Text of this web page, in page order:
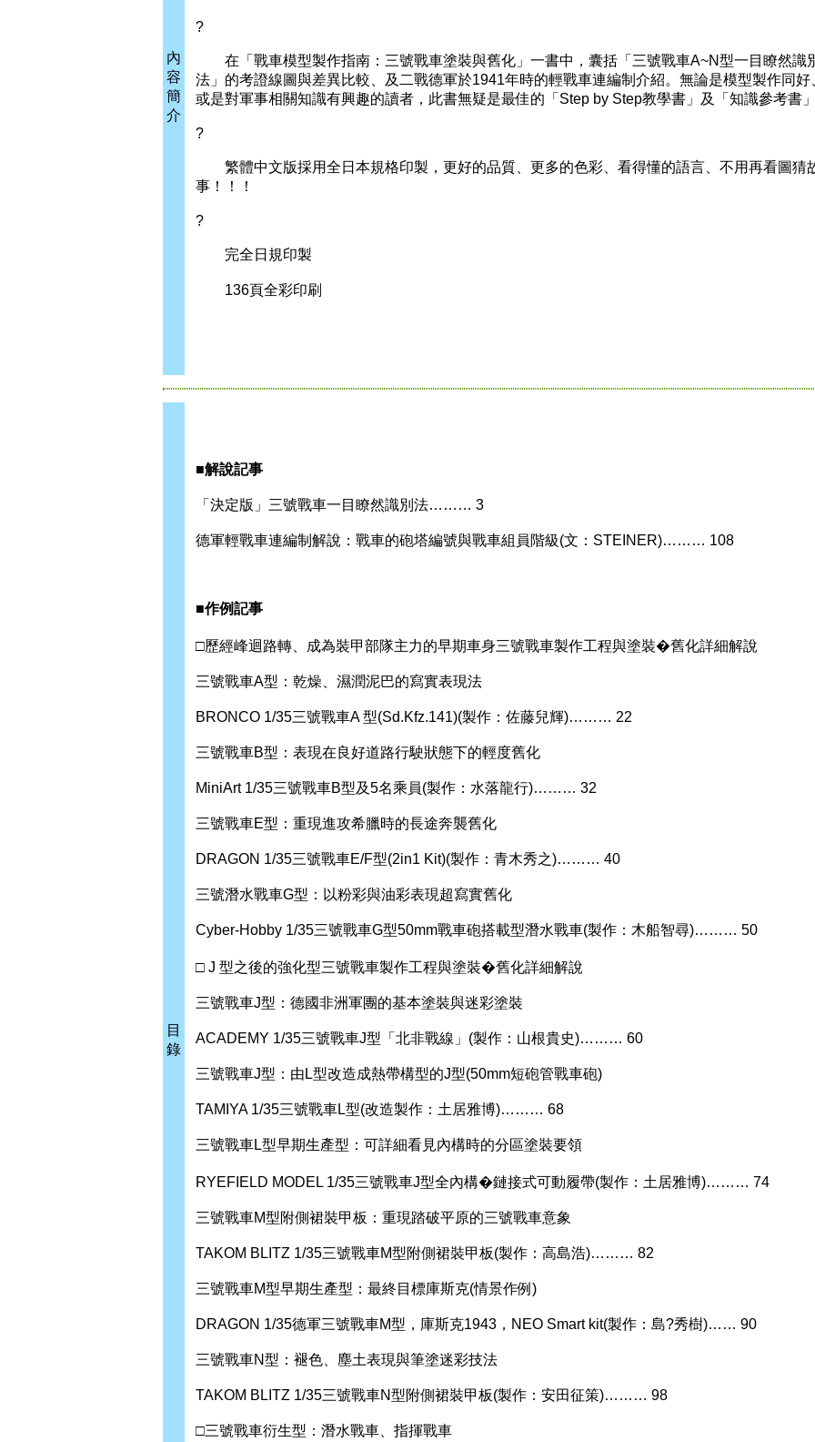
內
容
簡
介
?
在「戰車模型製作指南：三號戰車塗裝與舊化」一書中，囊括「三號戰車A~N型一目瞭然識
法」的考證線圖與差異比較、及二戰德軍於1941年時的輕戰車連編制介紹。無論是模型製作同好
或是對軍事相關知識有興趣的讀者，此書無疑是最佳的「Step by Step教學書」及「知識參考書」
?
繁體中文版採用全日本規格印製，更好的品質、更多的色彩、看得懂的語言、不用再看圖猜
事！！！
?
完全日規印製
136頁全彩印刷
目
錄
■解說記事
「決定版」三號戰車一目瞭然識別法……… 3
德軍輕戰車連編制解說：戰車的砲塔編號與戰車組員階級(文：STEINER)……… 108
■作例記事
□歷經峰迴路轉、成為裝甲部隊主力的早期車身三號戰車製作工程與塗裝�舊化詳細解說
三號戰車A型：乾燥、濕潤泥巴的寫實表現法
BRONCO 1/35三號戰車A 型(Sd.Kfz.141)(製作：佐藤兒輝)……… 22
三號戰車B型：表現在良好道路行駛狀態下的輕度舊化
MiniArt 1/35三號戰車B型及5名乘員(製作：水落龍行)……… 32
三號戰車E型：重現進攻希臘時的長途奔襲舊化
DRAGON 1/35三號戰車E/F型(2in1 Kit)(製作：青木秀之)……… 40
三號潛水戰車G型：以粉彩與油彩表現超寫實舊化
Cyber-Hobby 1/35三號戰車G型50mm戰車砲搭載型潛水戰車(製作：木船智尋)……… 50
□ J 型之後的強化型三號戰車製作工程與塗裝�舊化詳細解說
三號戰車J型：德國非洲軍團的基本塗裝與迷彩塗裝
ACADEMY 1/35三號戰車J型「北非戰線」(製作：山根貴史)……… 60
三號戰車J型：由L型改造成熱帶構型的J型(50mm短砲管戰車砲)
TAMIYA 1/35三號戰車L型(改造製作：土居雅博)……… 68
三號戰車L型早期生產型：可詳細看見內構時的分區塗裝要領
RYEFIELD MODEL 1/35三號戰車J型全內構�鏈接式可動履帶(製作：土居雅博)……… 74
三號戰車M型附側裙裝甲板：重現踏破平原的三號戰車意象
TAKOM BLITZ 1/35三號戰車M型附側裙裝甲板(製作：高島浩)……… 82
三號戰車M型早期生產型：最終目標庫斯克(情景作例)
DRAGON 1/35德軍三號戰車M型，庫斯克1943，NEO Smart kit(製作：島?秀樹)…… 90
三號戰車N型：褪色、塵土表現與筆塗迷彩技法
TAKOM BLITZ 1/35三號戰車N型附側裙裝甲板(製作：安田征策)……… 98
□三號戰車衍生型：潛水戰車、指揮戰車